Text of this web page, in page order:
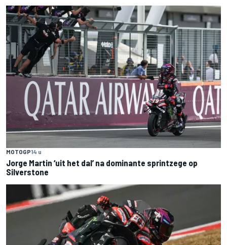
MOTOGP14 u
Jorge Martin ‘uit het dal’ na dominante sprintzege op
Silverstone